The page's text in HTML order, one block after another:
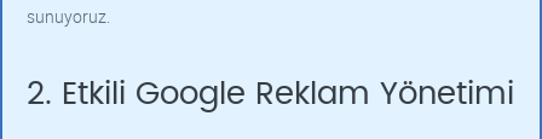
sunuyoruz.
2. Etkili Google Reklam Yönetimi